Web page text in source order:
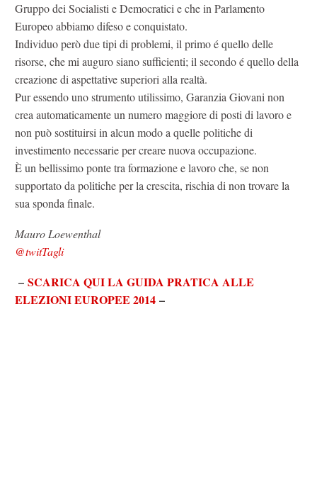
Gruppo dei Socialisti e Democratici e che in Parlamento
Europeo abbiamo difeso e conquistato.
Individuo però due tipi di problemi, il primo é quello delle
risorse, che mi auguro siano sufficienti; il secondo é quello della
creazione di aspettative superiori alla realtà.
Pur essendo uno strumento utilissimo, Garanzia Giovani non
crea automaticamente un numero maggiore di posti di lavoro e
non può sostituirsi in alcun modo a quelle politiche di
investimento necessarie per creare nuova occupazione.
È un bellissimo ponte tra formazione e lavoro che, se non
supportato da politiche per la crescita, rischia di non trovare la
sua sponda finale.
Mauro Loewenthal
@twitTagli
– SCARICA QUI LA GUIDA PRATICA ALLE
ELEZIONI EUROPEE 2014 –